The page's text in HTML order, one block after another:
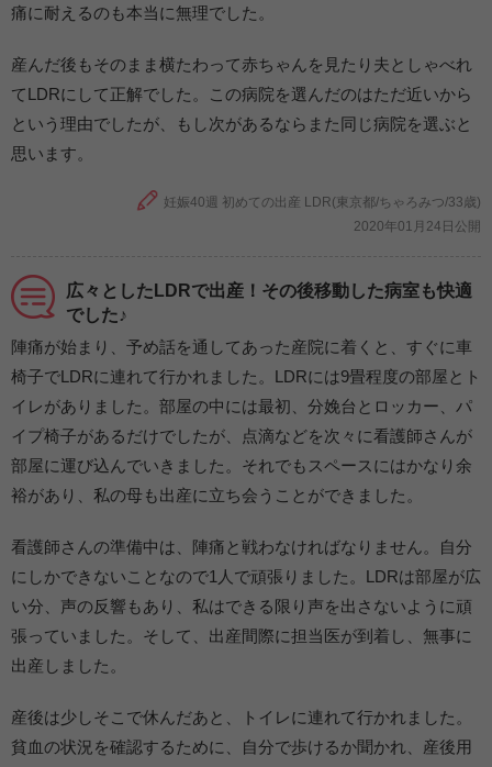
痛に耐えるのも本当に無理でした。
産んだ後もそのまま横たわって赤ちゃんを見たり夫としゃべれ
てLDRにして正解でした。この病院を選んだのはただ近いから
という理由でしたが、もし次があるならまた同じ病院を選ぶと
思います。
妊娠40週 初めての出産 LDR(東京都/ちゃろみつ/33歳)
2020年01月24日公開
広々としたLDRで出産！その後移動した病室も快適
でした♪
陣痛が始まり、予め話を通してあった産院に着くと、すぐに車
椅子でLDRに連れて行かれました。LDRには9畳程度の部屋とト
イレがありました。部屋の中には最初、分娩台とロッカー、パ
イプ椅子があるだけでしたが、点滴などを次々に看護師さんが
部屋に運び込んでいきました。それでもスペースにはかなり余
裕があり、私の母も出産に立ち会うことができました。
看護師さんの準備中は、陣痛と戦わなければなりません。自分
にしかできないことなので1人で頑張りました。LDRは部屋が広
い分、声の反響もあり、私はできる限り声を出さないように頑
張っていました。そして、出産間際に担当医が到着し、無事に
出産しました。
産後は少しそこで休んだあと、トイレに連れて行かれました。
貧血の状況を確認するために、自分で歩けるか聞かれ、産後用